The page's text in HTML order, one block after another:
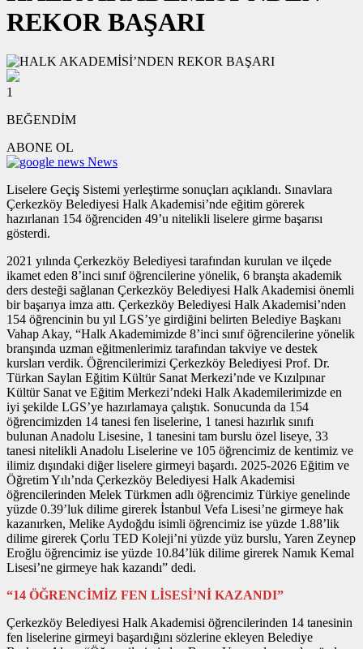
REKOR BAŞARI
1
BEĞENDİM
ABONE OL
News
Liselere Geçiş Sistemi yerleştirme sonuçları açıklandı. Sınavlara
Çerkezköy Belediyesi Halk Akademisi’nde eğitim görerek
hazırlanan 154 öğrenciden 49’u nitelikli liselere girme başarısı
gösterdi.
2021 yılında Çerkezköy Belediyesi tarafından kurulan ve ilçede
ikamet eden 8’inci sınıf öğrencilerine yönelik, 6 branşta akademik
ders desteği sağlanan Çerkezköy Belediyesi Halk Akademisi önemli
bir başarıya imza attı. Çerkezköy Belediyesi Halk Akademisi’nden
154 öğrencinin bu yıl LGS’ye girdiğini belirten Belediye Başkanı
Vahap Akay, “Halk Akademimizde 8’inci sınıf öğrencilerine yönelik
branşında uzman eğitmenlerimiz tarafından takviye ve destek
kursları verdik. Öğrencilerimizi Çerkezköy Belediyesi Prof. Dr.
Türkan Saylan Eğitim Kültür Sanat Merkezi’nde ve Kızılpınar
Kültür Sanat ve Eğitim Merkezi’ndeki Halk Akademilerimizde en
iyi şekilde LGS’ye hazırlamaya çalıştık. Sonucunda da 154
öğrencimizden 14 tanesi fen liselerine, 1 tanesi hazırlık sınıfı
bulunan Anadolu Lisesine, 1 tanesini tam burslu özel liseye, 33
tanesi nitelikli Anadolu Liselerine ve 105 öğrencimiz de kentimiz ve
ilimiz dışındaki diğer liselere girmeyi başardı. 2025-2026 Eğitim ve
Öğretim Yılı’nda Çerkezköy Belediyesi Halk Akademisi
öğrencilerinden Melek Türkmen adlı öğrencimiz Türkiye genelinde
yüzde 0.39’luk dilime girerek İstanbul Vefa Lisesi’ne girmeye hak
kazanırken, Melike Aydoğdu isimli öğrencimiz ise yüzde 1.88’lik
dilime girerek Çorlu TED Koleji’ni yüzde yüz burslu, Yaren Zeynep
Eroğlu öğrencimiz ise yüzde 10.84’lük dilime girerek Namık Kemal
Lisesi’ne girmeye hak kazandı” dedi.
“14 ÖĞRENCİMİZ FEN LİSESİ’Nİ KAZANDI”
Çerkezköy Belediyesi Halk Akademisi öğrencilerinden 14 tanesinin
fen liselerine girmeyi başardığını sözlerine ekleyen Belediye